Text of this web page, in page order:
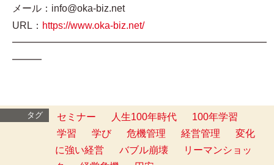
メール：info@oka-biz.net
URL： https://www.oka-biz.net/
━━━━━━━━━━━━━━━━━━━━━━━━━━
━━━
タグ セミナー 人生100年時代
100年学習
学習
学び 危機管理 経営管理
変化
に強い経営
バブル崩壊
リーマンショッ